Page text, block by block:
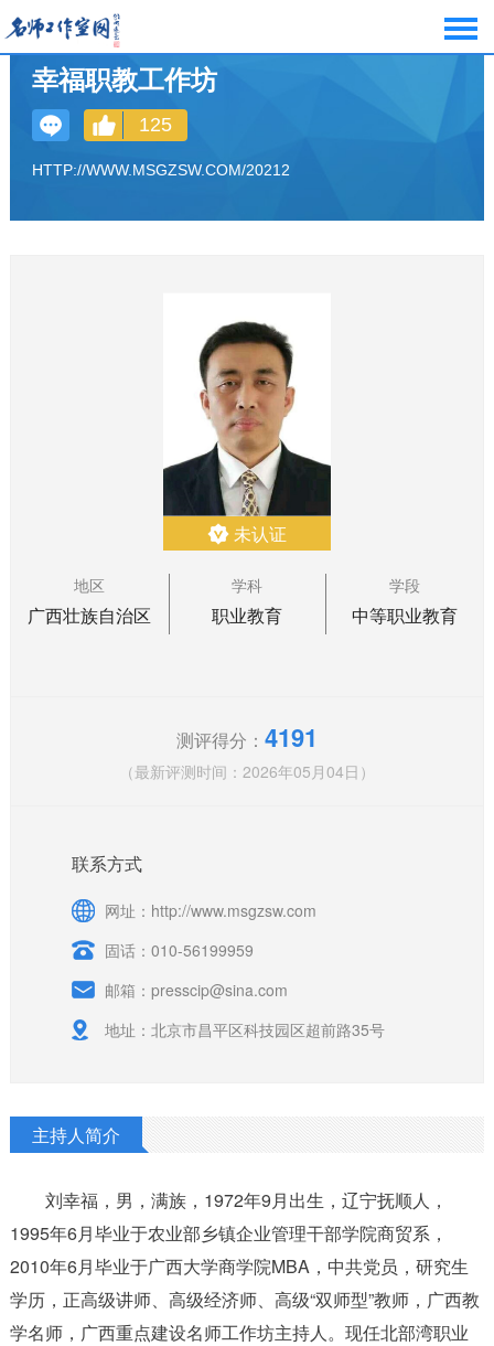
幸福职教工作坊
125
HTTP://WWW.MSGZSW.COM/20212
未认证
地区
广西壮族自治区
学科
职业教育
学段
中等职业教育
测评得分： 4191
（最新评测时间：2026年05月04日）
联系方式
网址：http://www.msgzsw.com
固话：010-56199959
邮箱：presscip@sina.com
地址：北京市昌平区科技园区超前路35号
主持人简介
刘幸福，男，满族，1972年9月出生，辽宁抚顺人，
1995年6月毕业于农业部乡镇企业管理干部学院商贸系，
2010年6月毕业于广西大学商学院MBA，中共党员，研究生
学历，正高级讲师、高级经济师、高级“双师型”教师，广西教
学名师，广西重点建设名师工作坊主持人。现任北部湾职业